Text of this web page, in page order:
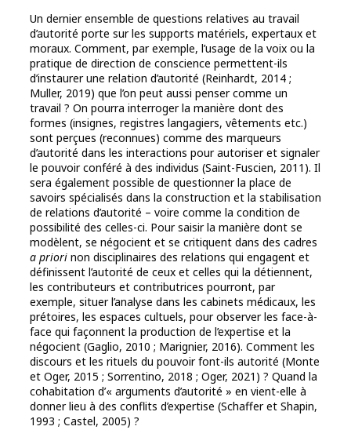
Un dernier ensemble de questions relatives au travail
d’autorité porte sur les supports matériels, expertaux et
moraux. Comment, par exemple, l’usage de la voix ou la
pratique de direction de conscience permettent-ils
d’instaurer une relation d’autorité (Reinhardt, 2014 ;
Muller, 2019) que l’on peut aussi penser comme un
travail ? On pourra interroger la manière dont des
formes (insignes, registres langagiers, vêtements etc.)
sont perçues (reconnues) comme des marqueurs
d’autorité dans les interactions pour autoriser et signaler
le pouvoir conféré à des individus (Saint-Fuscien, 2011). Il
sera également possible de questionner la place de
savoirs spécialisés dans la construction et la stabilisation
de relations d’autorité – voire comme la condition de
possibilité des celles-ci. Pour saisir la manière dont se
modèlent, se négocient et se critiquent dans des cadres
a priori non disciplinaires des relations qui engagent et
définissent l’autorité de ceux et celles qui la détiennent,
les contributeurs et contributrices pourront, par
exemple, situer l’analyse dans les cabinets médicaux, les
prétoires, les espaces cultuels, pour observer les face-à-
face qui façonnent la production de l’expertise et la
négocient (Gaglio, 2010 ; Marignier, 2016). Comment les
discours et les rituels du pouvoir font-ils autorité (Monte
et Oger, 2015 ; Sorrentino, 2018 ; Oger, 2021) ? Quand la
cohabitation d’« arguments d’autorité » en vient-elle à
donner lieu à des conflits d’expertise (Schaffer et Shapin,
1993 ; Castel, 2005) ?